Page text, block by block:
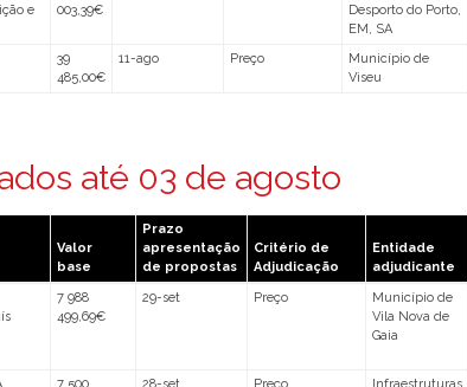
e
003,39€
Desporto do Porto,
EM, SA
39
485,00€
11-ago Preço
Município de
Viseu
até 03 de agosto
Valor
base
Prazo
apresentação
de propostas
Critério de
Adjudicação
Entidade
adjudicante
7 988
499,69€
29-set Preço
Município de
Vila Nova de
Gaia